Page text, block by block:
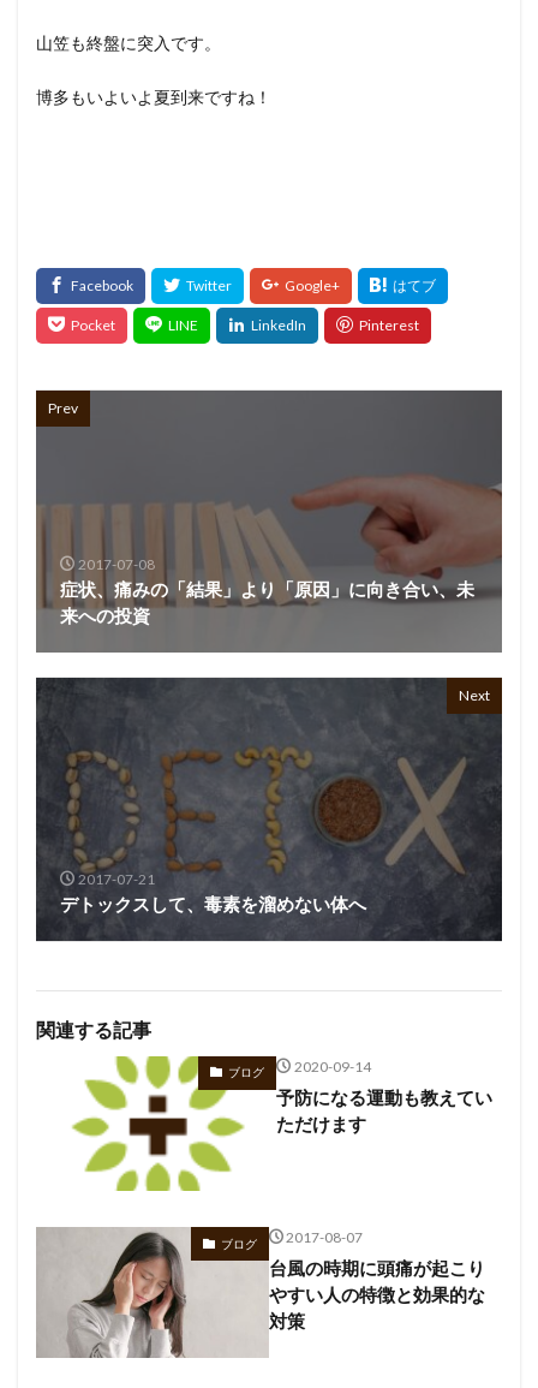
山笠も終盤に突入です。
博多もいよいよ夏到来ですね！
Prev
2017-07-08
症状、痛みの「結果」より「原因」に向き合い、未
来への投資
Next
2017-07-21
デトックスして、毒素を溜めない体へ
関連する記事
ブログ 2020-09-14
予防になる運動も教えてい
ただけます
ブログ 2017-08-07
台風の時期に頭痛が起こり
やすい人の特徴と効果的な
対策